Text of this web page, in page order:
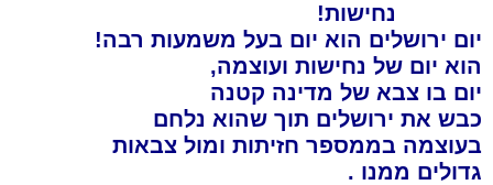
נחישות!
יום ירושלים הוא יום בעל משמעות רבה!
הוא יום של נחישות ועוצמה,
יום בו צבא של מדינה קטנה
כבש את ירושלים תוך שהוא נלחם
בעוצמה בממספר חזיתות ומול צבאות
גדולים ממנו .